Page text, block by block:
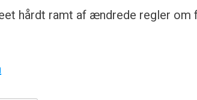
hårdt ramt af ændrede regler om